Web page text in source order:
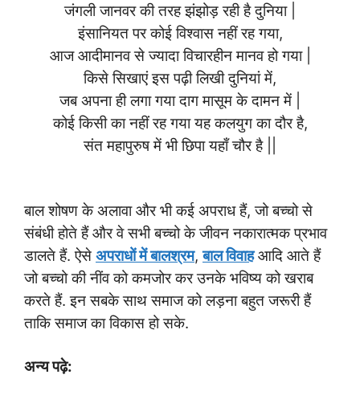
जंगली जानवर की तरह झंझोड़ रही है दुनिया |
इंसानियत पर कोई विश्वास नहीं रह गया,
आज आदीमानव से ज्यादा विचारहीन मानव हो गया |
किसे सिखाएं इस पढ़ी लिखी दुनियां में,
जब अपना ही लगा गया दाग मासूम के दामन में |
कोई किसी का नहीं रह गया यह कलयुग का दौर है,
संत महापुरुष में भी छिपा यहाँ चौर है ||
बाल शोषण के अलावा और भी कई अपराध हैं, जो बच्चो से
संबंधी होते हैं और वे सभी बच्चो के जीवन नकारात्मक प्रभाव
डालते हैं. ऐसे अपराधों में बालश्रम,बाल विवाहआदि आते हैं
जो बच्चो की नींव को कमजोर कर उनके भविष्य को खराब
करते हैं. इन सबके साथ समाज को लड़ना बहुत जरूरी हैं
ताकि समाज का विकास हो सके.
अन्य पढ़े: